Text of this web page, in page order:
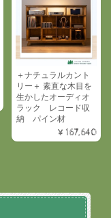
＋ナチュラルカント
リー＋ 素直な木目を
生かしたオーディオ
ラック レコード収
納 パイン材
¥167,640